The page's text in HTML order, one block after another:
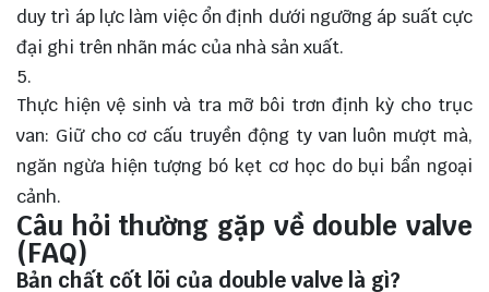
duy trì áp lực làm việc ổn định dưới ngưỡng áp suất cực
đại ghi trên nhãn mác của nhà sản xuất.
Thực hiện vệ sinh và tra mỡ bôi trơn định kỳ cho trục
van: Giữ cho cơ cấu truyền động ty van luôn mượt mà,
ngăn ngừa hiện tượng bó kẹt cơ học do bụi bẩn ngoại
cảnh.
Câu hỏi thường gặp về double valve
(FAQ)
Bản chất cốt lõi của double valve là gì?